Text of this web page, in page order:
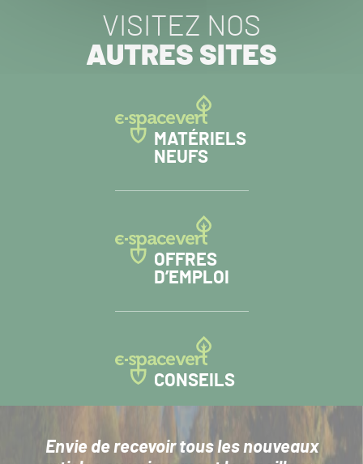
VISITEZ NOS
AUTRES SITES
MATÉRIELS
NEUFS
OFFRES
D’EMPLOI
CONSEILS
Envie de recevoir tous les nouveaux